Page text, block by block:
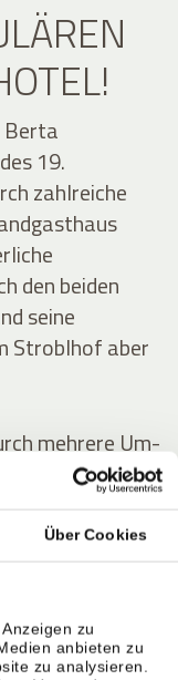
Über Cookies
zu
anbieten zu
zu analysieren.
Berta
19.
zahlreiche
den beiden
seine
Stroblhof aber
mehrere Um-
Freibad im
Ausserer
Region,
die